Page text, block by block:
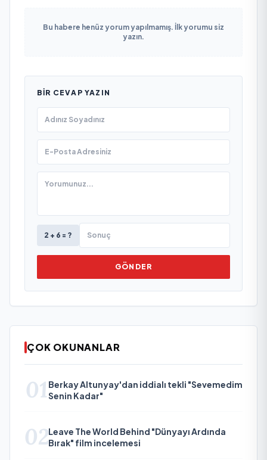
Bu habere henüz yorum yapılmamış. İlk yorumu siz
yazın.
BIR CEVAP YAZIN
2 + 6 = ?
GÖNDER
ÇOK OKUNANLAR
01 Berkay Altunyay'dan iddialı tekli "Sevemedim
Senin Kadar"
02Leave The World Behind "Dünyayı Ardında
Bırak" film incelemesi